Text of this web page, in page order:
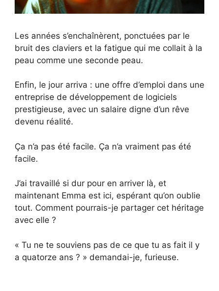
Les années s’enchaînèrent, ponctuées par le
bruit des claviers et la fatigue qui me collait à la
peau comme une seconde peau.
Enfin, le jour arriva : une offre d’emploi dans une
entreprise de développement de logiciels
prestigieuse, avec un salaire digne d’un rêve
devenu réalité.
Ça n’a pas été facile. Ça n’a vraiment pas été
facile.
J’ai travaillé si dur pour en arriver là, et
maintenant Emma est ici, espérant qu’on oublie
tout. Comment pourrais-je partager cet héritage
avec elle ?
« Tu ne te souviens pas de ce que tu as fait il y
a quatorze ans ? » demandai-je, furieuse.